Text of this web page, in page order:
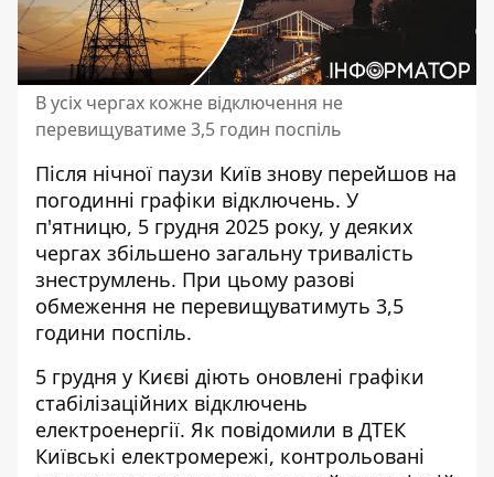
В усіх чергах кожне відключення не
перевищуватиме 3,5 годин поспіль
Після нічної паузи Київ знову перейшов на
погодинні графіки відключень. У
п'ятницю, 5 грудня 2025 року, у деяких
чергах збільшено загальну тривалість
знеструмлень. При цьому разові
обмеження не перевищуватимуть 3,5
години поспіль.
5 грудня у Києві діють оновлені графіки
стабілізаційних відключень
електроенергії. Як повідомили в ДТЕК
Київські електромережі, контрольовані